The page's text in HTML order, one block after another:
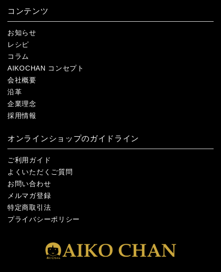
コンテンツ
お知らせ
レシピ
コラム
AIKOCHAN コンセプト
会社概要
沿革
企業理念
採用情報
オンラインショップのガイドライン
ご利用ガイド
よくいただくご質問
お問い合わせ
メルマガ登録
特定商取引法
プライバシーポリシー